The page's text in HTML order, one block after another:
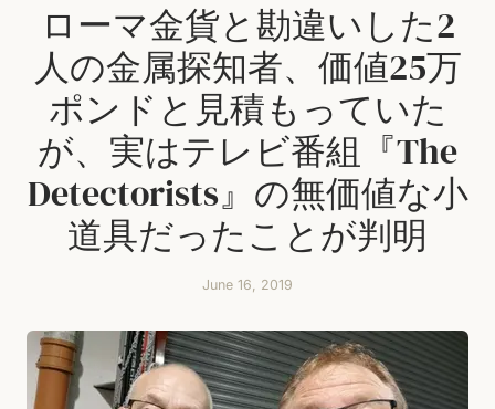
ローマ金貨と勘違いした2
人の金属探知者、価値25万
ポンドと見積もっていた
が、実はテレビ番組『The
Detectorists』の無価値な小
道具だったことが判明
June 16, 2019